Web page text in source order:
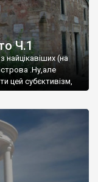
Ч.1
найцікавіших (на
.Ну,але
цей субєктивізм,